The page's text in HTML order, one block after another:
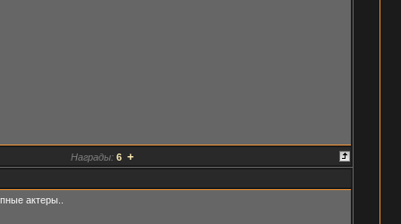
Награды: 6 +
актеры..